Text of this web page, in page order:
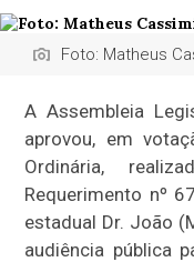
Foto: Matheus
A Assembleia
aprovou, em
Ordinária,
Requerimento nº
estadual Dr. João
audiência pública